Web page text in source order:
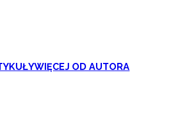
WIĘCEJ OD AUTORA